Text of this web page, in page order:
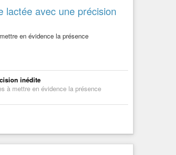
lactée avec une précision
en évidence la présence
inédite
à mettre en évidence la présence